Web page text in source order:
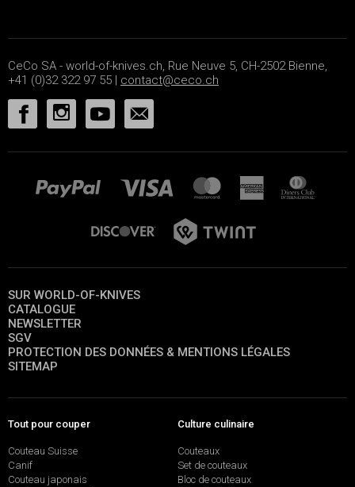
CeCo SA - world-of-knives.ch, Rue Neuve 5, CH-2502 Bienne,
+41 (0)32 322 97 55 | contact@ceco.ch
SUR WORLD-OF-KNIVES
CATALOGUE
NEWSLETTER
SGV
PROTECTION DES DONNÉES & MENTIONS LÉGALES
SITEMAP
Tout pour couper
Couteau Suisse
Canif
Couteau japonais
Culture culinaire
Couteaux
Set de couteaux
Bloc de couteaux